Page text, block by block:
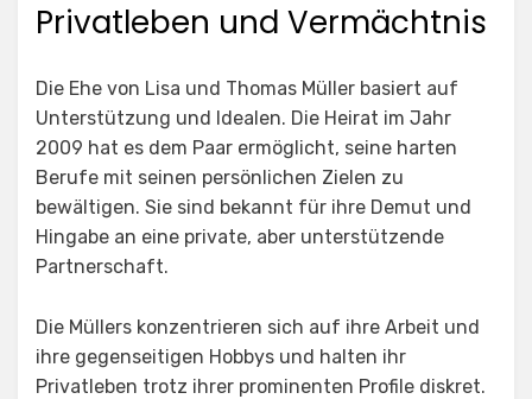
Privatleben und Vermächtnis
Die Ehe von Lisa und Thomas Müller basiert auf
Unterstützung und Idealen. Die Heirat im Jahr
2009 hat es dem Paar ermöglicht, seine harten
Berufe mit seinen persönlichen Zielen zu
bewältigen. Sie sind bekannt für ihre Demut und
Hingabe an eine private, aber unterstützende
Partnerschaft.
Die Müllers konzentrieren sich auf ihre Arbeit und
ihre gegenseitigen Hobbys und halten ihr
Privatleben trotz ihrer prominenten Profile diskret.